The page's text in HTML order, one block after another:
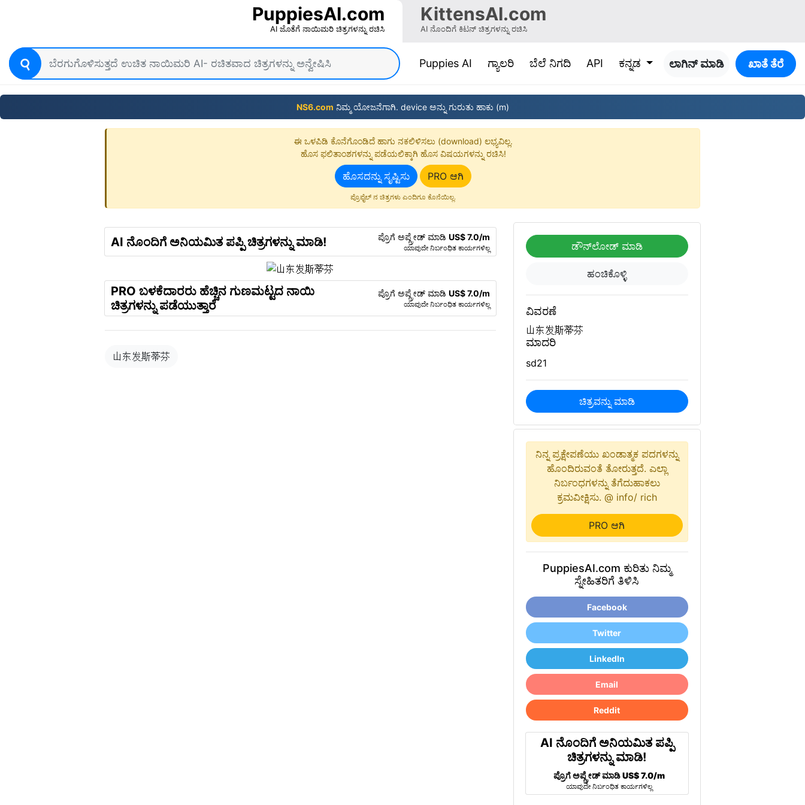
PuppiesAI.com
AI ಜೊತೆಗೆ ನಾಯಿಮರಿ ಚಿತ್ರಗಳನ್ನು ರಚಿಸಿ
KittensAI.com
AI ನೊಂದಿಗೆ ಕಿಟನ್ ಚಿತ್ರಗಳನ್ನು ರಚಿಸಿ
Puppies AI(current)
ಗ್ಯಾಲರಿ ಬೆಲೆ ನಿಗದಿ API ಕನ್ನಡ ಲಾಗಿನ್ ಮಾಡಿ ಖಾತೆ ತೆರೆ
NS6.com ನಿಮ್ಮ ಯೋಜನೆಗಾಗಿ. device ಅನ್ನು ಗುರುತು ಹಾಕು (m)
ಈ ಒಳಪಿಡಿ ಕೊನೆಗೊಂಡಿದೆ ಹಾಗು ನಕಲಿಳಿಸಲು (download) ಲಭ್ಯವಿಲ್ಲ.
ಹೊಸ ಫಲಿತಾಂಶಗಳನ್ನು ಪಡೆಯಲಿಕ್ಕಾಗಿ ಹೊಸ ವಿಷಯಗಳನ್ನು ರಚಿಸಿ!
ಹೊಸದನ್ನು ಸೃಷ್ಟಿಸು PRO ಆಗಿ
ಪ್ರೊಫೈಲ್ ನ ಚಿತ್ರಗಳು ಎಂದಿಗೂ ಕೊನೆಯಿಲ್ಲ.
AI ನೊಂದಿಗೆ ಅನಿಯಮಿತ ಪಪ್ಪಿ ಚಿತ್ರಗಳನ್ನು ಮಾಡಿ! ಪ್ರೊಗೆ ಅಪ್ಗ್ರೇಡ್ ಮಾಡಿ US$ 7.0/m
ಯಾವುದೇ ನಿರ್ಬಂಧಿತ ಕಾರ್ಯಗಳಿಲ್ಲ
PRO ಬಳಕೆದಾರರು ಹೆಚ್ಚಿನ ಗುಣಮಟ್ಟದ ನಾಯಿ
ಚಿತ್ರಗಳನ್ನು ಪಡೆಯುತ್ತಾರೆ
ಪ್ರೊಗೆ ಅಪ್ಗ್ರೇಡ್ ಮಾಡಿ US$ 7.0/m
ಯಾವುದೇ ನಿರ್ಬಂಧಿತ ಕಾರ್ಯಗಳಿಲ್ಲ
山东发斯蒂芬
ಡೌನ್‌ಲೋಡ್ ಮಾಡಿ
ಹಂಚಿಕೊಳ್ಳಿ
ವಿವರಣೆ
山东发斯蒂芬
ಮಾದರಿ
sd21
ಚಿತ್ರವನ್ನು ಮಾಡಿ
ನಿನ್ನ ಪ್ರಕ್ಷೇಪಣೆಯು ಖಂಡಾತ್ಮಕ ಪದಗಳನ್ನು
ಹೊಂದಿರುವಂತೆ ತೋರುತ್ತದೆ. ಎಲ್ಲಾ
ನಿರ್ಬಂಧಗಳನ್ನು ತೆಗೆದುಹಾಕಲು
ಕ್ರಮವೀಕ್ಷಿಸು. @ info/ rich
PRO ಆಗಿ
PuppiesAI.com ಕುರಿತು ನಿಮ್ಮ
ಸ್ನೇಹಿತರಿಗೆ ತಿಳಿಸಿ
Facebook
Twitter
LinkedIn
Email
Reddit
AI ನೊಂದಿಗೆ ಅನಿಯಮಿತ ಪಪ್ಪಿ
ಚಿತ್ರಗಳನ್ನು ಮಾಡಿ!
ಪ್ರೊಗೆ ಅಪ್ಗ್ರೇಡ್ ಮಾಡಿUS$ 7.0/m
ಯಾವುದೇ ನಿರ್ಬಂಧಿತ ಕಾರ್ಯಗಳಿಲ್ಲ